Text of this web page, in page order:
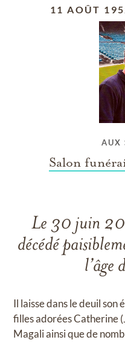
11 AOÛT
AUX
Salon
Le 30 juin
décédé
l’âge
Il laisse dans le deuil son
filles adorées Catherine
Magali ainsi que de